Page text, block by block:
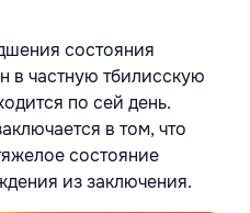
состояния
в частную тбилисскую
по сей день.
в том, что
состояние
из заключения.